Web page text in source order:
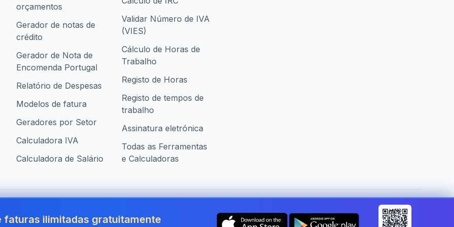
orçamentos
Gerador de notas de
crédito
Gerador de Nota de
Encomenda Portugal
Relatório de Despesas
Modelos de fatura
Geradores por Setor
Calculadora IVA
Calculadora de Salário
Validar Número de IVA
(VIES)
Cálculo de Horas de
Trabalho
Registo de Horas
Registo de tempos de
trabalho
Assinatura eletrónica
Todas as Ferramentas
e Calculadoras
em Portugal Mudar de país: Portugal
faturas ilimitadas gratuitamente